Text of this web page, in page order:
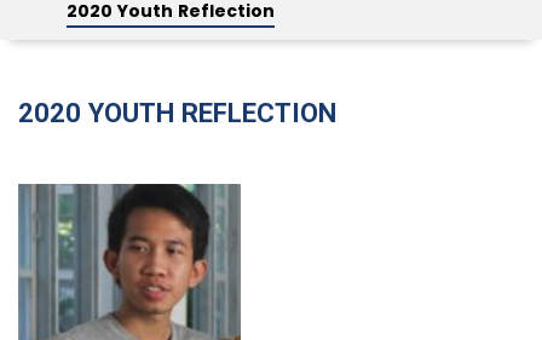
2020 Youth Reflection
2020 YOUTH REFLECTION